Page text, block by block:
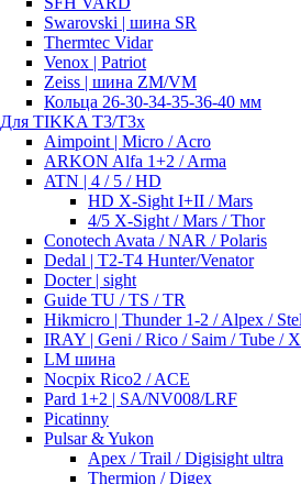
Swarovski | шина SR
Thermtec Vidar
Venox | Patriot
Zeiss | шина ZM/VM
Кольца 26-30-34-35-36-40 мм
Для TIKKA T3/T3x
Aimpoint | Micro / Acro
ARKON Alfa 1+2 / Arma
ATN | 4 / 5 / HD
HD X-Sight I+II / Mars
4/5 X-Sight / Mars / Thor
Conotech Avata / NAR / Polaris
Dedal | T2-T4 Hunter/Venator
Docter | sight
Guide TU / TS / TR
Hikmicro | Thunder 1-2 / Alpex /
IRAY | Geni / Rico / Saim / Tube /
LM шина
Nocpix Rico2 / ACE
Pard 1+2 | SA/NV008/LRF
Picatinny
Pulsar & Yukon
Apex / Trail / Digisight ultra
Thermion / Digex